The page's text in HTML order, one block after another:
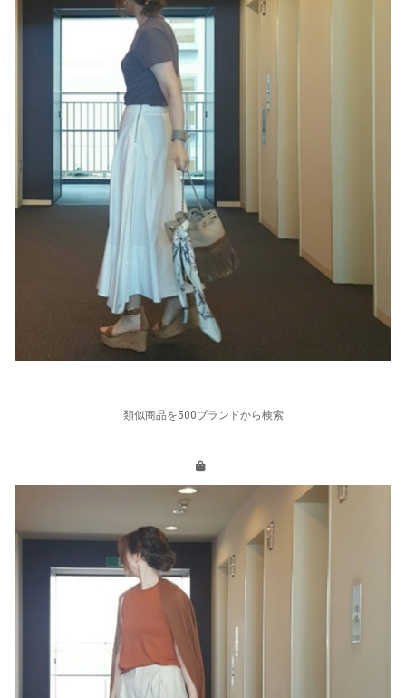
類似商品を500ブランドから検索